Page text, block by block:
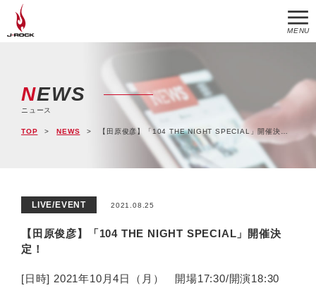
MENU
NEWS
ニュース
TOP NEWS 【田原俊彦】「104 THE NIGHT SPECIAL」開催決定！
LIVE/EVENT 2021.08.25
【田原俊彦】「104 THE NIGHT SPECIAL」開催決
定！
[日時] 2021年10月4日（月） 開場17:30/開演18:30